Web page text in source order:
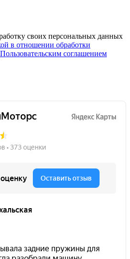
своих персональных данных
в отношении обработки
Пользовательским соглашением